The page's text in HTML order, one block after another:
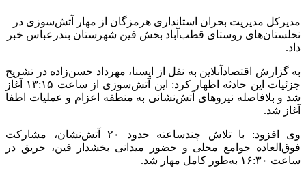
مدیرکل مدیریت بحران استانداری هرمزگان از مهار آتش‌سوزی در
نخلستان‌های روستای قطب‌آباد بخش فین شهرستان بندرعباس خبر
داد.
به گزارش اقتصادآنلاین به نقل از ایسنا، مهرداد حسن‌زاده در تشریح
جزئیات این حادثه اظهار کرد: این آتش‌سوزی از ساعت ۱۳:۱۵ آغاز
شد و بلافاصله نیرو‌های آتش‌نشانی به منطقه اعزام و عملیات اطفا
آغاز شد.
وی افزود: با تلاش چندساعته حدود ۲۰ آتش‌نشان، مشارکت
فوق‌العاده جوامع محلی و حضور میدانی بخشدار فین، حریق در
ساعت ۱۶:۳۰ به‌طور کامل مهار شد.